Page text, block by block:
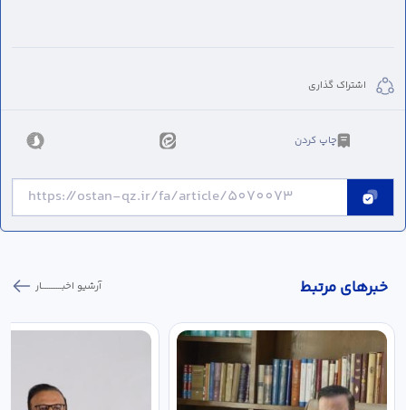
اشتراک گذاری
چاپ کردن
خبر‌های مرتبط آرشیو اخبـــــــــــار